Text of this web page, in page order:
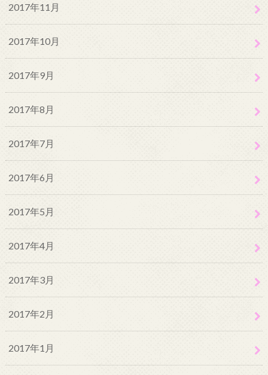
2017年11月
2017年10月
2017年9月
2017年8月
2017年7月
2017年6月
2017年5月
2017年4月
2017年3月
2017年2月
2017年1月